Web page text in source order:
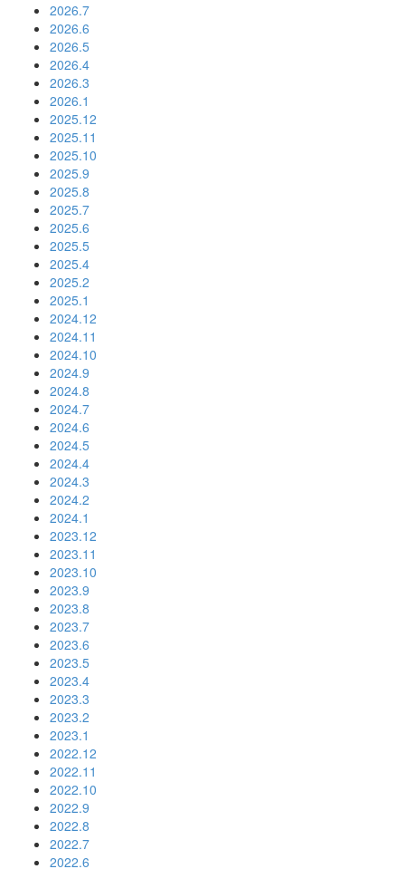
2026.7
2026.6
2026.5
2026.4
2026.3
2026.1
2025.12
2025.11
2025.10
2025.9
2025.8
2025.7
2025.6
2025.5
2025.4
2025.2
2025.1
2024.12
2024.11
2024.10
2024.9
2024.8
2024.7
2024.6
2024.5
2024.4
2024.3
2024.2
2024.1
2023.12
2023.11
2023.10
2023.9
2023.8
2023.7
2023.6
2023.5
2023.4
2023.3
2023.2
2023.1
2022.12
2022.11
2022.10
2022.9
2022.8
2022.7
2022.6